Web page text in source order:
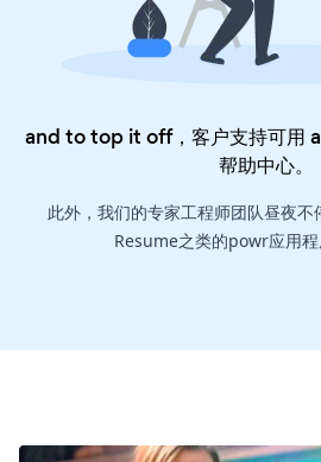
and to top it off，客户支持可用
帮助中心。
此外，我们的专家工程师团队昼夜
Resume之类的powr应用程